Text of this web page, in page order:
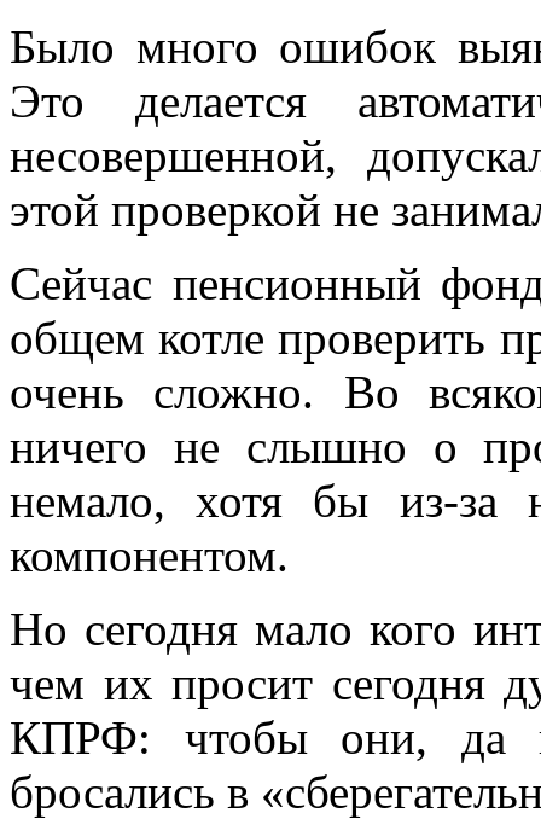
Было много ошибок
Это делается
несовершенной,
этой проверкой не
Сейчас пенсионный
общем котле проверить
очень сложно. Во
ничего не слышно о
немало, хотя бы из-за
компонентом.
Но сегодня мало кого
чем их просит сегодня
КПРФ: чтобы они, да
бросались в